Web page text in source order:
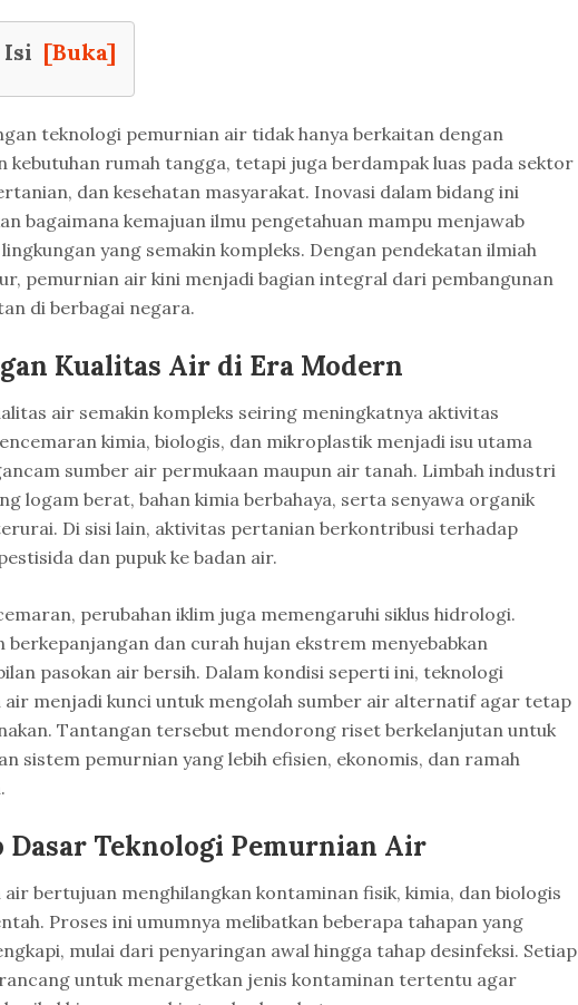
[Buka]
teknologi pemurnian air tidak hanya berkaitan dengan
kebutuhan rumah tangga, tetapi juga berdampak luas pada sektor
dan kesehatan masyarakat. Inovasi dalam bidang ini
bagaimana kemajuan ilmu pengetahuan mampu menjawab
yang semakin kompleks. Dengan pendekatan ilmiah
pemurnian air kini menjadi bagian integral dari pembangunan
di berbagai negara.
Kualitas Air di Era Modern
air semakin kompleks seiring meningkatnya aktivitas
kimia, biologis, dan mikroplastik menjadi isu utama
sumber air permukaan maupun air tanah. Limbah industri
logam berat, bahan kimia berbahaya, serta senyawa organik
Di sisi lain, aktivitas pertanian berkontribusi terhadap
dan pupuk ke badan air.
perubahan iklim juga memengaruhi siklus hidrologi.
berkepanjangan dan curah hujan ekstrem menyebabkan
pasokan air bersih. Dalam kondisi seperti ini, teknologi
air menjadi kunci untuk mengolah sumber air alternatif agar tetap
Tantangan tersebut mendorong riset berkelanjutan untuk
sistem pemurnian yang lebih efisien, ekonomis, dan ramah
Dasar Teknologi Pemurnian Air
air bertujuan menghilangkan kontaminan fisik, kimia, dan biologis
Proses ini umumnya melibatkan beberapa tahapan yang
mulai dari penyaringan awal hingga tahap desinfeksi. Setiap
untuk menargetkan jenis kontaminan tertentu agar